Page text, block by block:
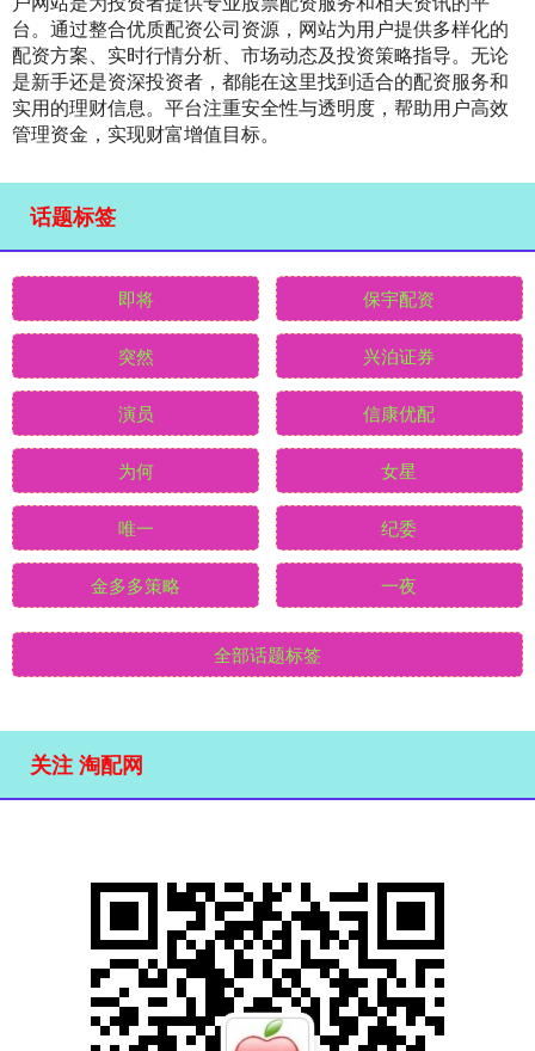
台。通过整合优质配资公司资源，网站为用户提供多样化的
配资方案、实时行情分析、市场动态及投资策略指导。无论
是新手还是资深投资者，都能在这里找到适合的配资服务和
实用的理财信息。平台注重安全性与透明度，帮助用户高效
管理资金，实现财富增值目标。
话题标签
即将 保宇配资
突然 兴泊证券
演员 信康优配
为何 女星
唯一 纪委
金多多策略 一夜
全部话题标签
关注 淘配网